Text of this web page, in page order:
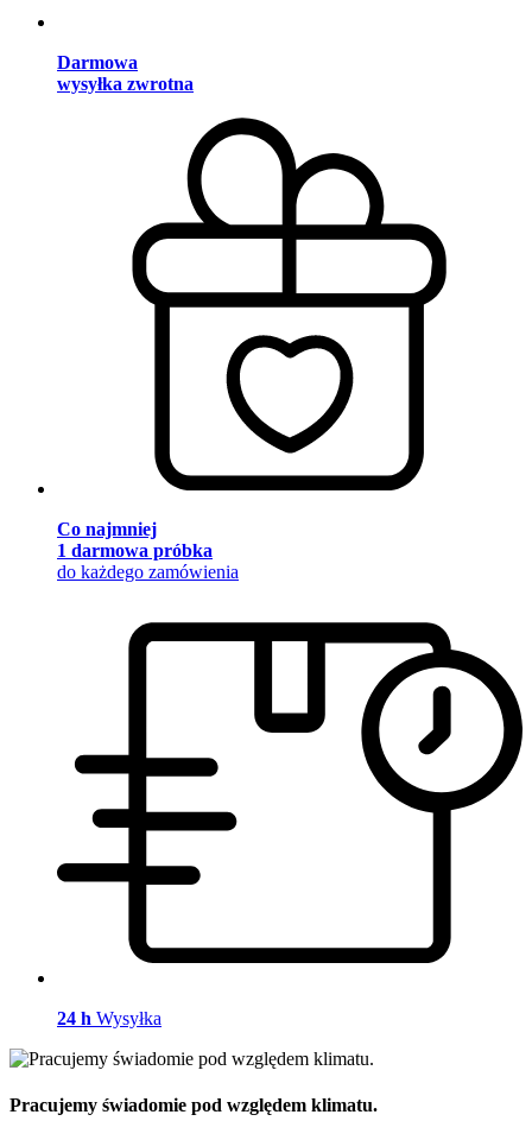
Darmowa
wysyłka zwrotna
Co najmniej
1 darmowa próbka
do każdego zamówienia
24 h Wysyłka
Pracujemy świadomie pod względem klimatu.